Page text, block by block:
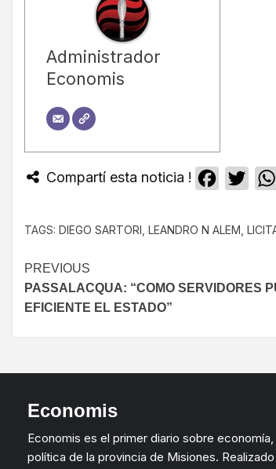
Administrador
Economis
Compartí esta noticia ! Facebook
TAGS: DIEGO SARTORI LEANDRO N ALEM
PREVIOUS
PASSALACQUA: “COMO SERVIDORES
EFICIENTE EL ESTADO”
Economis
Economis es el primer diario sobre
política de la provincia de Misiones.